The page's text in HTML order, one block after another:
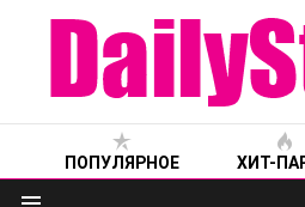
ПОПУЛЯРНОЕ ХИТ-